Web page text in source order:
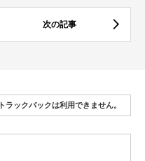
トラックバックは利用できません。